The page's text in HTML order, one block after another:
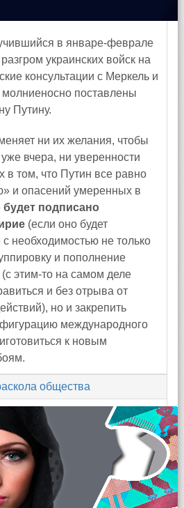
в январе-феврале
украинских войск на
консультации с Меркель и
поставлены
Путину.
ни их желания, чтобы
вчера, ни уверенности
в том, что Путин все равно
и опасений умеренных в
будет подписано
(если оно будет
необходимостью не только
и пополнение
этим-то на самом деле
и без отрыва от
но и закрепить
международного
к новым
общества